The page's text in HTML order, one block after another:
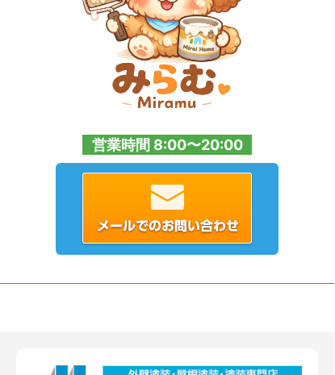
営業時間 8:00〜20:00